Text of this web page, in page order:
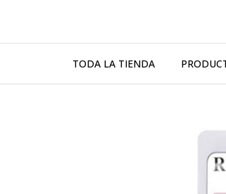
TODA LA TIENDA